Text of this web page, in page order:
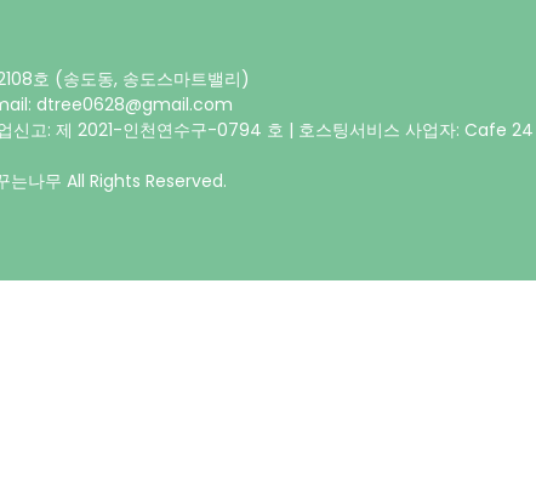
호 (송도동, 송도스마트밸리)
dtree0628@gmail.com
고: 제 2021-인천연수구-0794 호 | 호스팅서비스 사업자: Cafe 24
나무 All Rights Reserved.